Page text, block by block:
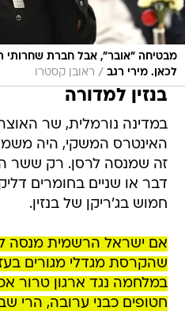
מבטיחה "אובר", אבל חברת שחרותי
לכאן. מירי רגב / ראובן קסטרו
בנזין למדורה
במדינה נורמלית, שר
האינטרס המשקי, היה
זה שמנסה לרסן. רק ששר
דבר או שניים בחומרים
חמוש בג'ריקן של בנזין.
אם ישראל הרשמית מנסה
שהקרסת מגדלי מגורים
במלחמה נגד ארגון טרור
חטופים כבני ערובה, הרי